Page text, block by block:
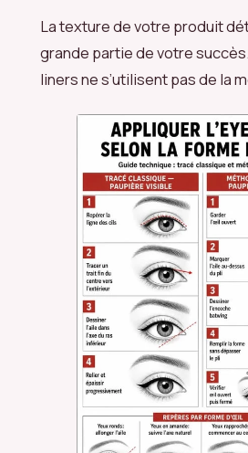
La texture de votre produit
grande partie de votre
liners ne s’utilisent pas de la